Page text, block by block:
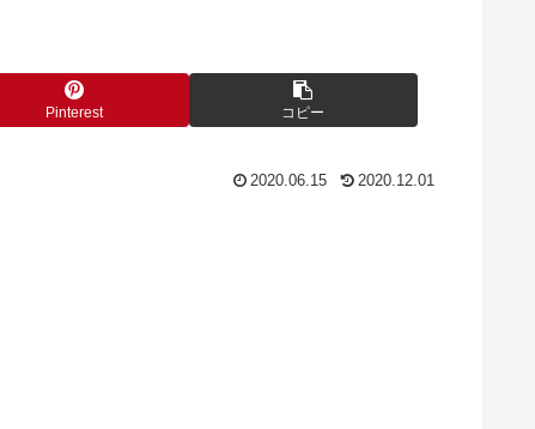
Pinterest コピー
2020.06.15 2020.12.01